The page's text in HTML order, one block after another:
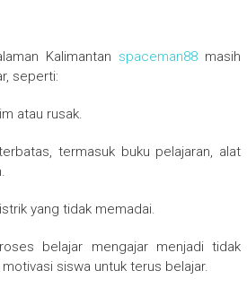
Kalimantan spaceman88 masih
seperti:
atau rusak.
termasuk buku pelajaran, alat
yang tidak memadai.
belajar mengajar menjadi tidak
siswa untuk terus belajar.